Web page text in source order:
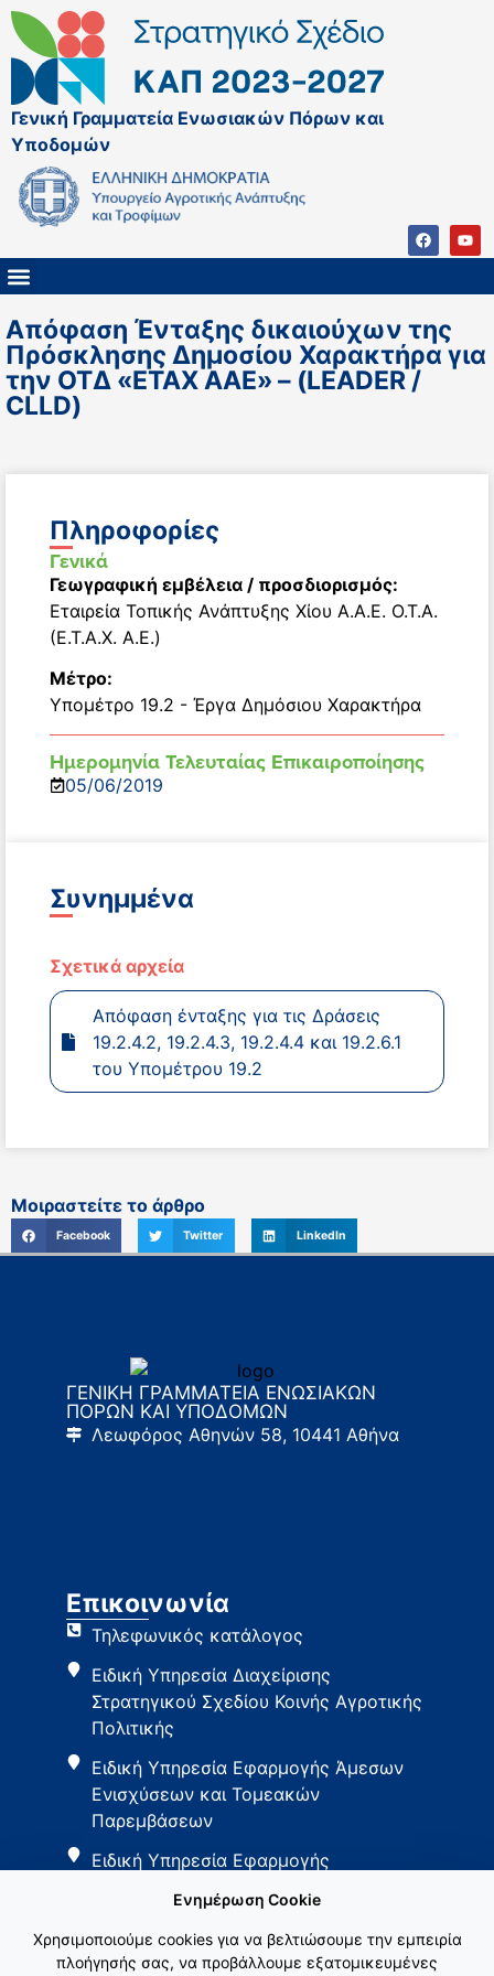
Γενική Γραμματεία Ενωσιακών Πόρων και
Υποδομών
Απόφαση Ένταξης δικαιούχων της
Πρόσκλησης Δημοσίου Χαρακτήρα για
την ΟΤΔ «ΕΤΑΧ ΑΑΕ» – (LEADER /
CLLD)
Πληροφορίες
Γενικά
Γεωγραφική εμβέλεια / προσδιορισμός:
Εταιρεία Τοπικής Ανάπτυξης Χίου Α.Α.Ε. Ο.Τ.Α.
(Ε.Τ.Α.Χ. Α.Ε.)
Μέτρο:
Υπομέτρο 19.2 - Έργα Δημόσιου Χαρακτήρα
Ημερομηνία Τελευταίας Επικαιροποίησης
05/06/2019
Συνημμένα
Σχετικά αρχεία
Απόφαση ένταξης για τις Δράσεις
19.2.4.2, 19.2.4.3, 19.2.4.4 και 19.2.6.1
του Υπομέτρου 19.2
Μοιραστείτε το άρθρο
Facebook Twitter LinkedIn
ΓΕΝΙΚΗ ΓΡΑΜΜΑΤΕΙΑ ΕΝΩΣΙΑΚΩΝ
ΠΟΡΩΝ ΚΑΙ ΥΠΟΔΟΜΩΝ
Λεωφόρος Αθηνών 58, 10441 Αθήνα
Επικοινωνία
Τηλεφωνικός κατάλογος
Ειδική Υπηρεσία Διαχείρισης
Στρατηγικού Σχεδίου Κοινής Αγροτικής
Πολιτικής
Ειδική Υπηρεσία Εφαρμογής Άμεσων
Ενισχύσεων και Τομεακών
Παρεμβάσεων
Ειδική Υπηρεσία Εφαρμογής
Ενημέρωση Cookie
Χρησιμοποιούμε cookies για να βελτιώσουμε την εμπειρία
πλοήγησής σας, να προβάλλουμε εξατομικευμένες